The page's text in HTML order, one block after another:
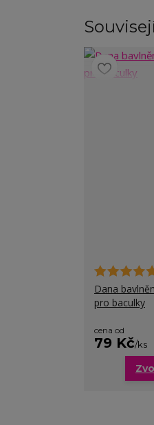
Dana
pro baculky
cena od
79 Kč/ks